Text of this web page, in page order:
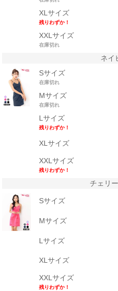
XLサイズ
残りわずか！
XXLサイズ
在庫切れ
ネイ
Sサイズ
在庫切れ
Mサイズ
在庫切れ
Lサイズ
残りわずか！
XLサイズ
XXLサイズ
残りわずか！
チェリ
Sサイズ
Mサイズ
Lサイズ
XLサイズ
XXLサイズ
残りわずか！